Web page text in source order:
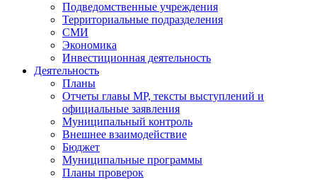
Подведомственные учреждения
Территориальные подразделения
СМИ
Экономика
Инвестиционная деятельность
Деятельность
Планы
Отчеты главы МР, тексты выступлений и
официальные заявления
Муниципальный контроль
Внешнее взаимодействие
Бюджет
Муниципальные программы
Планы проверок